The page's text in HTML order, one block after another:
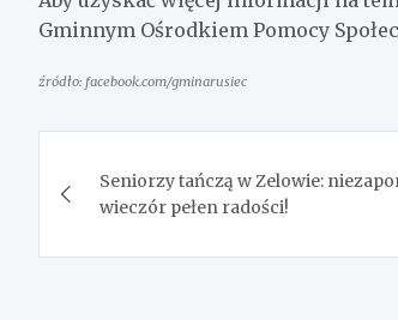
Gminnym Ośrodkiem Pomocy
źródło: facebook.com/gminarusiec
wpisu
Seniorzy tańczą w Zelowie:
wieczór pełen radości!